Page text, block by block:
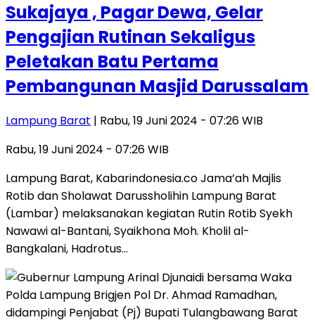
Sukajaya , Pagar Dewa, Gelar
Pengajian Rutinan Sekaligus
Peletakan Batu Pertama
Pembangunan Masjid Darussalam
Lampung Barat | Rabu, 19 Juni 2024 - 07:26 WIB
Rabu, 19 Juni 2024 - 07:26 WIB
Lampung Barat, Kabarindonesia.co Jama’ah Majlis
Rotib dan Sholawat Darussholihin Lampung Barat
(Lambar) melaksanakan kegiatan Rutin Rotib Syekh
Nawawi al-Bantani, Syaikhona Moh. Kholil al-
Bangkalani, Hadrotus…